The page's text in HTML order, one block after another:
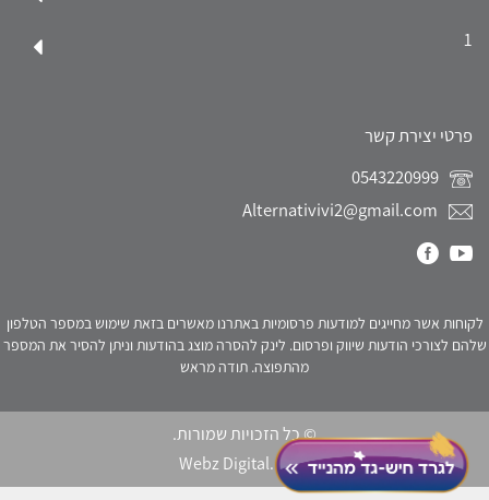
1
פרטי יצירת קשר
Alternativivi2@gmail.com
לקוחות אשר מחייגים למודעות פרסומיות באתרנו מאשרים בזאת שימוש במספר הטלפון
שלהם לצורכי הודעות שיווק ופרסום. לינק להסרה מוצג בהודעות וניתן להסיר את המספר
מהתפוצה. תודה מראש
© כל הזכויות שמורות.
Webz Digital.click